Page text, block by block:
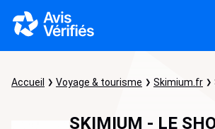
Accueil Voyage & tourisme Skimium.fr
SKIMIUM - LE